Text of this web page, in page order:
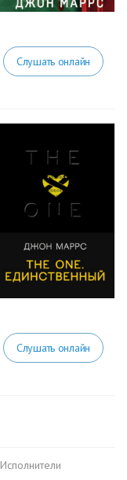
Слушать онлайн
Слушать онлайн
Исполнители